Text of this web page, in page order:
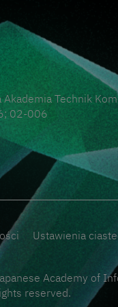
Akademia Technik
02-006
Academy of
reserved.
Ustawienia